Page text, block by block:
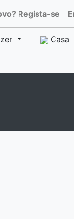
Regista-se
Casa